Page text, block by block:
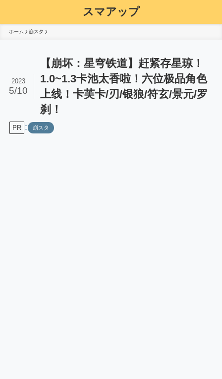
スマアップ
ホーム 崩スタ
【崩坏：星穹铁道】赶紧存星琼！
1.0~1.3卡池太香啦！六位极品角色
上线！卡芙卡/刃/银狼/符玄/景元/罗
刹！
2023
5/10
PR 崩スタ